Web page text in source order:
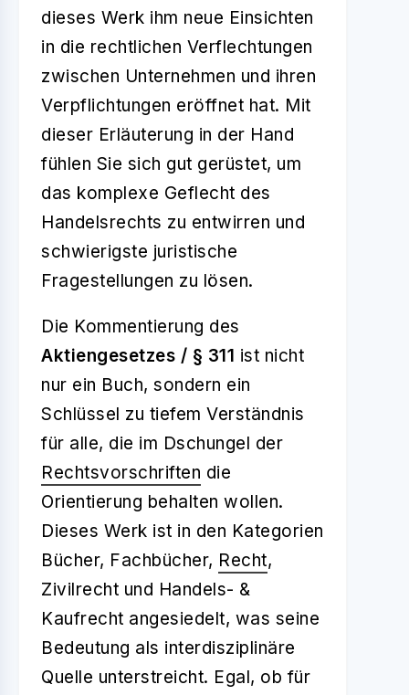
dieses Werk ihm neue Einsichten
in die rechtlichen Verflechtungen
zwischen Unternehmen und ihren
Verpflichtungen eröffnet hat. Mit
dieser Erläuterung in der Hand
fühlen Sie sich gut gerüstet, um
das komplexe Geflecht des
Handelsrechts zu entwirren und
schwierigste juristische
Fragestellungen zu lösen.
Die Kommentierung des
Aktiengesetzes / § 311 ist nicht
nur ein Buch, sondern ein
Schlüssel zu tiefem Verständnis
für alle, die im Dschungel der
Rechtsvorschriften die
Orientierung behalten wollen.
Dieses Werk ist in den Kategorien
Bücher, Fachbücher, Recht,
Zivilrecht und Handels- &
Kaufrecht angesiedelt, was seine
Bedeutung als interdisziplinäre
Quelle unterstreicht. Egal, ob für